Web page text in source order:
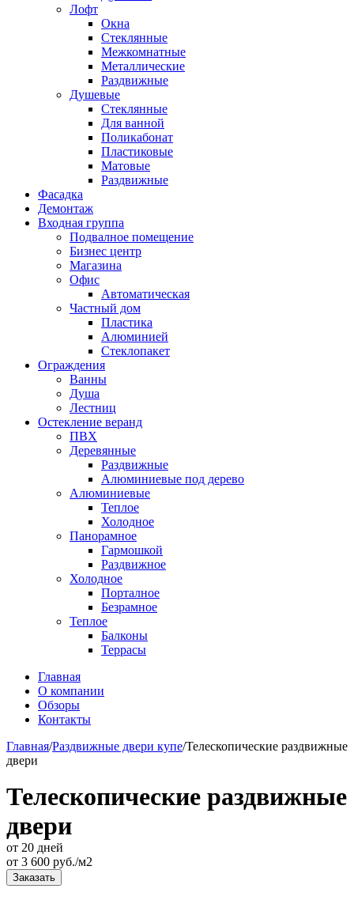
Лофт
Окна
Стеклянные
Межкомнатные
Металлические
Раздвижные
Душевые
Стеклянные
Для ванной
Поликабонат
Пластиковые
Матовые
Раздвижные
Фасадка
Демонтаж
Входная группа
Подвалное помещение
Бизнес центр
Магазина
Офис
Автоматическая
Частный дом
Пластика
Алюминией
Стеклопакет
Ограждения
Ванны
Душа
Лестниц
Остекление веранд
ПВХ
Деревянные
Раздвижные
Алюминиевые под дерево
Алюминиевые
Теплое
Холодное
Панорамное
Гармошкой
Раздвижное
Холодное
Порталное
Безрамное
Теплое
Балконы
Террасы
Главная
О компании
Обзоры
Контакты
Главная/Раздвижные двери купе/Телескопические раздвижные
двери
Телескопические раздвижные
двери
от 20 дней
от 3 600 руб./м2
Заказать